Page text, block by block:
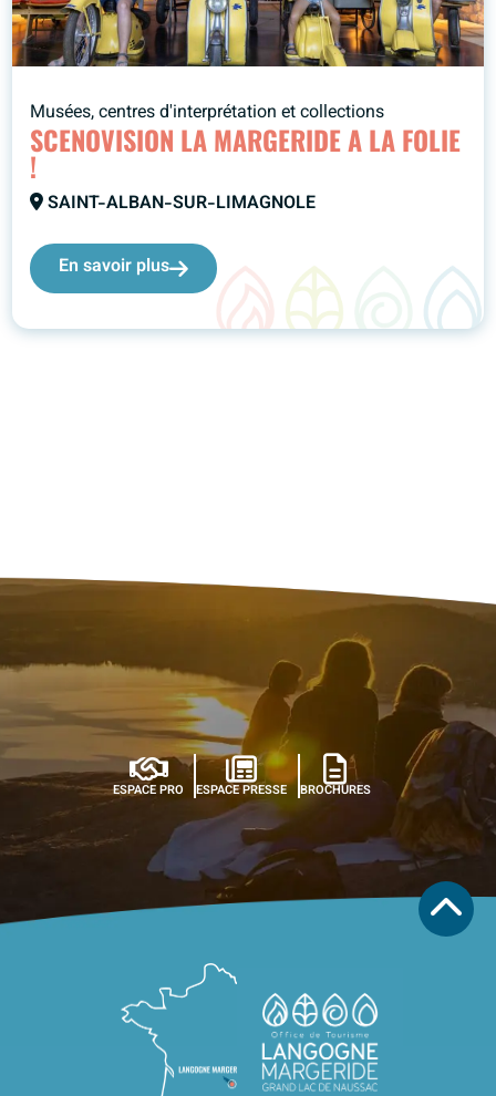
Musées, centres d'interprétation et collections
SCENOVISION LA MARGERIDE A LA FOLIE
!
SAINT-ALBAN-SUR-LIMAGNOLE
En savoir plus
ESPACE PRO ESPACE PRESSE BROCHURES